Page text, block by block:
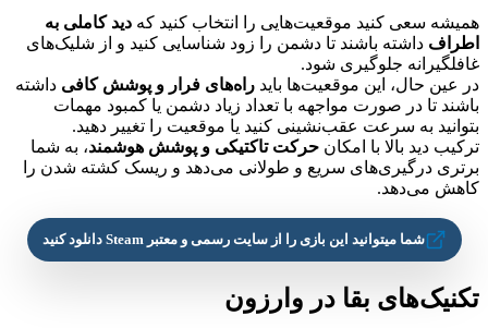
همیشه سعی کنید موقعیت‌هایی را انتخاب کنید که دید کاملی به
اطراف داشته باشند تا دشمن را زود شناسایی کنید و از شلیک‌های
غافلگیرانه جلوگیری شود.
در عین حال، این موقعیت‌ها باید راه‌های فرار و پوشش کافی داشته
باشند تا در صورت مواجهه با تعداد زیاد دشمن یا کمبود مهمات
بتوانید به سرعت عقب‌نشینی کنید یا موقعیت را تغییر دهید.
ترکیب دید بالا با امکان حرکت تاکتیکی و پوشش هوشمند، به شما
برتری درگیری‌های سریع و طولانی می‌دهد و ریسک کشته شدن را
کاهش می‌دهد.
شما میتوانید این بازی را از سایت رسمی و معتبر Steam دانلود کنید
تکنیک‌های بقا در وارزون